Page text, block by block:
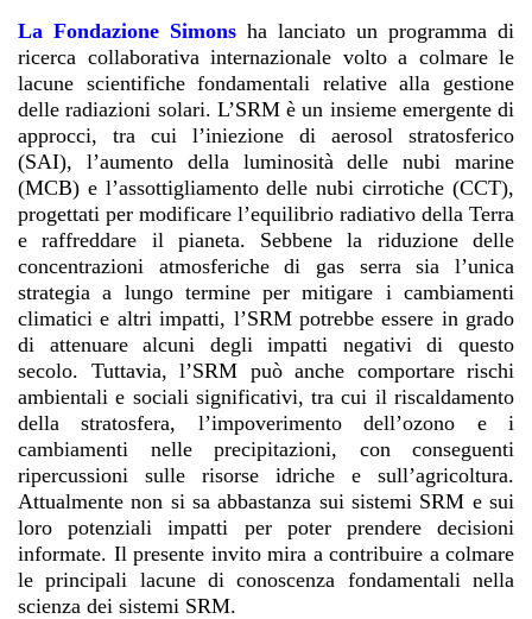
La Fondazione Simons ha lanciato un programma di
ricerca collaborativa internazionale volto a colmare le
lacune scientifiche fondamentali relative alla gestione
delle radiazioni solari. L’SRM è un insieme emergente di
approcci, tra cui l’iniezione di aerosol stratosferico
(SAI), l’aumento della luminosità delle nubi marine
(MCB) e l’assottigliamento delle nubi cirrotiche (CCT),
progettati per modificare l’equilibrio radiativo della Terra
e raffreddare il pianeta. Sebbene la riduzione delle
concentrazioni atmosferiche di gas serra sia l’unica
strategia a lungo termine per mitigare i cambiamenti
climatici e altri impatti, l’SRM potrebbe essere in grado
di attenuare alcuni degli impatti negativi di questo
secolo. Tuttavia, l’SRM può anche comportare rischi
ambientali e sociali significativi, tra cui il riscaldamento
della stratosfera, l’impoverimento dell’ozono e i
cambiamenti nelle precipitazioni, con conseguenti
ripercussioni sulle risorse idriche e sull’agricoltura.
Attualmente non si sa abbastanza sui sistemi SRM e sui
loro potenziali impatti per poter prendere decisioni
informate. Il presente invito mira a contribuire a colmare
le principali lacune di conoscenza fondamentali nella
scienza dei sistemi SRM.